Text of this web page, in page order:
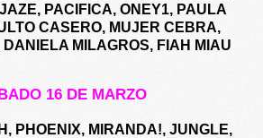
PACIFICA, ONEY1, PAULA
CASERO, MUJER CEBRA,
MILAGROS, FIAH MIAU
16 DE MARZO
PHOENIX, MIRANDA!, JUNGLE,